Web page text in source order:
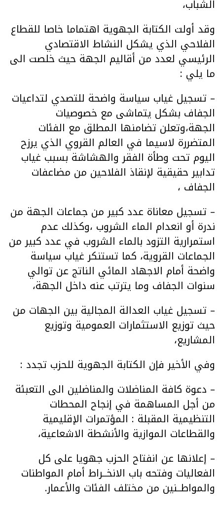
الشباب،
وقد أولت الكتابة الجهوية اهتماما خاصا للقطاع
الفلاحي الذي يشكل النشاط الاقتصادي
الرئيسي لعدد من أقاليم الجهة حيث خلصت الى
ما يلي :
– تسجيل غياب سياسة واضحة للتصدي لتداعيات
الجفاف بشكل يتماشى مع خصوصيات
الجهة،وتعلن تضامنها المطلق مع الفئات
المتضررة لاسيما في العالم القروي الذي يرزح
اليوم تحت وطأة الفقر والهشاشة بسبب غياب
تدابير حقيقية لإنقاذ الفلاحين من مضاعفات
الجفاف ،
– تسجيل معاناة عدد كبير من جماعات الجهة من
ندرة أو انعدام الماء الشروب ،وكذلك عدم
استمرارية التزود بالماء الشروب في عدد كبير من
الجماعات القروية، كما تستنكر غياب سياسة
واضحة أمام الاجهاد المائي الناتج عن توالي
سنوات الجفاف وما يترتب عنه داخل الجهة،
– تسجيل غياب العدالة المجالية بين الجهات من
حيث توزيع الاستثمارات العمومية وتوزيع
المشاريع،
وفي الأخير فإن الكتابة الجهوية للحزب تجدد :
– دعوة كافة المناضلات والمناضلين الى التعبئة
من أجل المساهمة في إنجاح المحطات
التنظيمية المقبلة : المؤتمرات الإقليمية
والقطاعات الموازية والأنشطة الاشعاعية،
– إعلانها عن انفتاح الحزب جهويا على كل
الفعاليات وفتحه باب الانخــراط أمام المواطنات
والمواطــنين من مختلف الفئات والأعمار.